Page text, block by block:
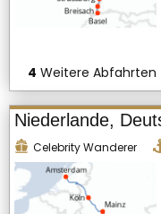
4 Weitere Abfahrten
Celebrity Wanderer